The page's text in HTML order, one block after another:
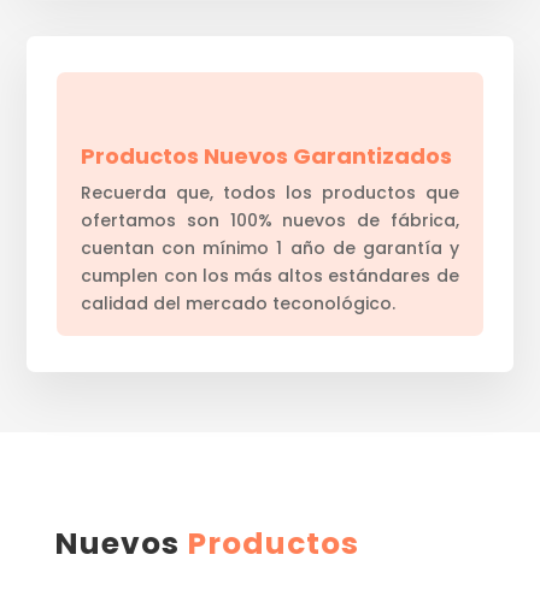
Productos Nuevos Garantizados
Recuerda que, todos los productos que
ofertamos son 100% nuevos de fábrica,
cuentan con mínimo 1 año de garantía y
cumplen con los más altos estándares de
calidad del mercado teconológico.
Nuevos Productos